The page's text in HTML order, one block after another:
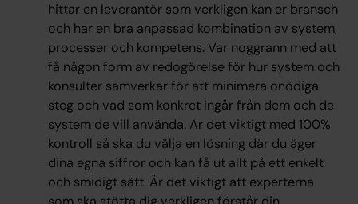
hittar en leverantör som verkligen kan er bransch
och har en bra anpassad kombination av system,
processer och kompetens. Var noggrann med att
få någon form av redogörelse för hur system och
konsulter samverkar för att minimera onödiga
steg och vad som konkret ingår från dem och de
system de vill använda. Är det viktigt med 100%
kontroll så ska du välja en lösning där du äger
dina egna siffror och kan få ut allt på ett enkelt
och smidigt sätt. Är det viktigt att experterna